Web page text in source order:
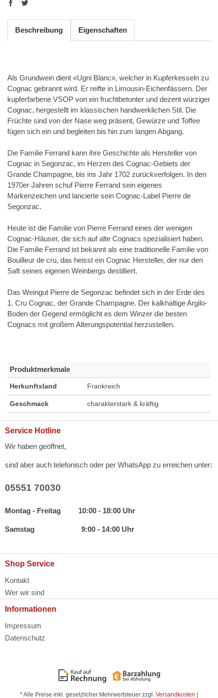
Beschreibung Eigenschaften
Als Grundwein dient «Ugni Blanc», welcher in Kupferkesseln zu
Cognac gebrannt wird. Er reifte in Limousin-Eichenfässern. Der
kupferfarbene VSOP von ein fruchtbetonter und dezent würziger
Cognac, hergestellt im klassischen handwerklichen Stil. Die
Früchte sind von der Nase weg präsent, Gewürze und Toffee
fügen sich ein und begleiten bis hin zum langen Abgang.
Die Familie Ferrand kann ihre Geschichte als Hersteller von
Cognac in Segonzac, im Herzen des Cognac-Gebiets der
Grande Champagne, bis ins Jahr 1702 zurückverfolgen. In den
1970er Jahren schuf Pierre Ferrand sein eigenes
Markenzeichen und lancierte sein Cognac-Label Pierre de
Segonzac.
Heute ist die Familie von Pierre Ferrand eines der wenigen
Cognac-Häuser, die sich auf alte Cognacs spezialisiert haben.
Die Familie Ferrand ist bekannt als eine traditionelle Familie von
Bouilleur de cru, das heisst ein Cognac Hersteller, der nur den
Saft seines eigenen Weinbergs destilliert.
Das Weingut Pierre de Segonzac befindet sich in der Erde des
1. Cru Cognac, der Grande Champagne. Der kalkhaltige Argilo-
Boden der Gegend ermöglicht es dem Winzer die besten
Cognacs mit großem Alterungspotential herzustellen.
Produktmerkmale
Herkunftsland Frankreich
Geschmack charakterstark & kräftig
Service Hotline
Wir haben geöffnet,
sind aber auch telefonisch oder per WhatsApp zu erreichen unter:
05551 70030
Montag - Freitag 10:00 - 18:00 Uhr
Samstag 9:00 - 14:00 Uhr
Shop Service
Kontakt
Wer wir sind
Informationen
Impressum
Datenschutz
* Alle Preise inkl. gesetzlicher Mehrwertsteuer zzgl. Versandkosten